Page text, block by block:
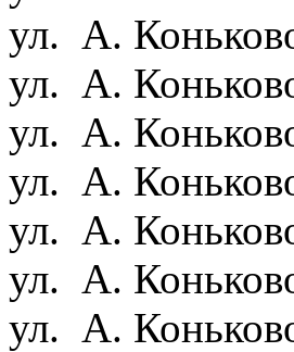
ул. А.
ул. А.
ул. А.
ул. А.
ул. А.
ул. А.
ул. А.